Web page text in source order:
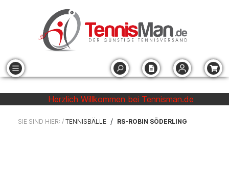
Herzlich Willkommen bei Tennisman.de
SIE SIND HIER: / TENNISBÄLLE / RS-ROBIN SÖDERLING